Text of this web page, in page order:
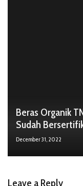
Beras Organik
Sudah
December 31, 2022
Leave a Reply